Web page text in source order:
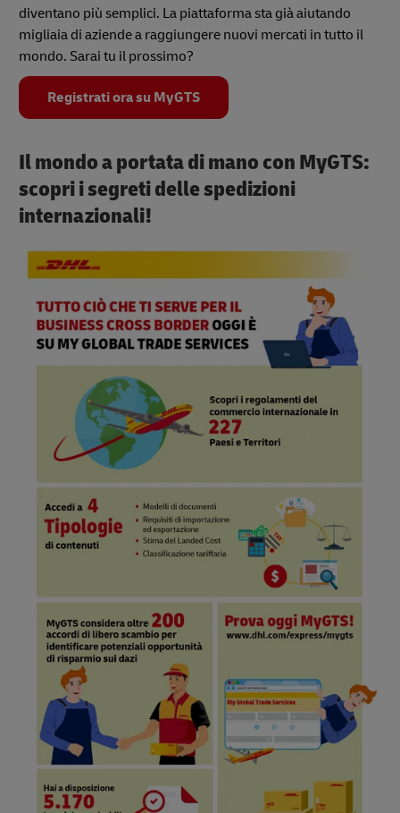
diventano più semplici. La piattaforma sta già aiutando
migliaia di aziende a raggiungere nuovi mercati in tutto il
mondo. Sarai tu il prossimo?
Registrati ora su MyGTS
Il mondo a portata di mano con MyGTS:
scopri i segreti delle spedizioni
internazionali!